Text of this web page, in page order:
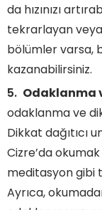
da hızınızı
tekrarlayan
bölümler varsa,
kazanabilirsiniz.
Odaklanma
odaklanma ve
Dikkat dağıtıcı
Cizre’da
meditasyon gibi
Ayrıca,